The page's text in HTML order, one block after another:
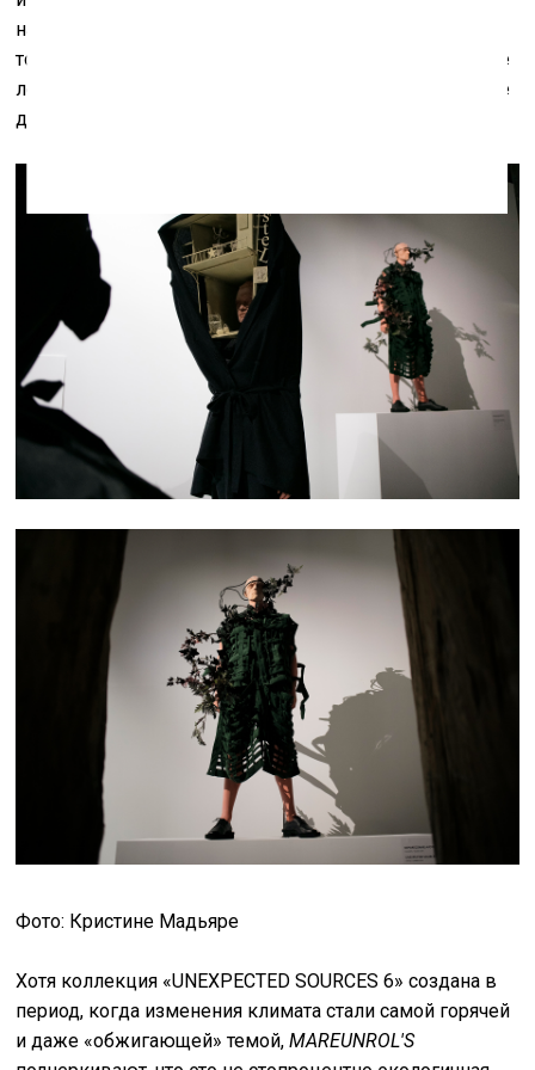
на самом деле загрязняет мир. Экоматериал – это
только дружественный среде «пластырь», который не
лечит, а лишь мастерски скрывает истинное состояние
дел.
Фото: Кристине Мадьяре
Хотя коллекция «UNEXPECTED SOURCES 6» создана в
период, когда изменения климата стали самой горячей
и даже «обжигающей» темой,MAREUNROL'S